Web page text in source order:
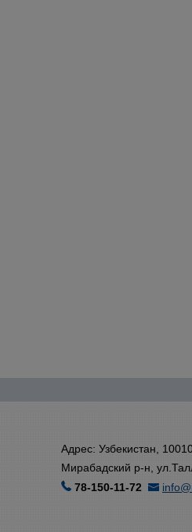
Адрес: Узбекистан,
Мирабадский р-н,
78-150-11-72